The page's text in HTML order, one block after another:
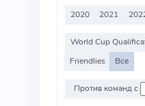
2020 2021
World Cup
Friendlies
Все
Против команд с